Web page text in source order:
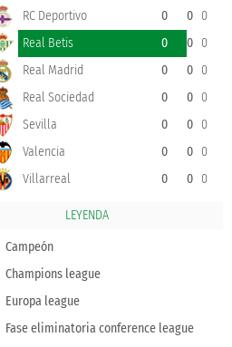
RC Deportivo 0 0 0
Real Betis 0 0 0
Real Madrid 0 0 0
Real Sociedad 0 0 0
Sevilla 0 0 0
Valencia 0 0 0
Villarreal 0 0 0
LEYENDA
Campeón
Champions league
Europa league
Fase eliminatoria conference league